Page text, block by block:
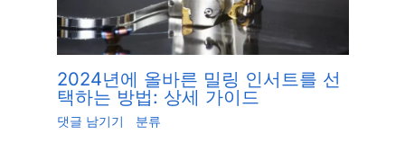
2024년에 올바른 밀링 인서트를 선
택하는 방법: 상세 가이드
댓글 남기기 분류